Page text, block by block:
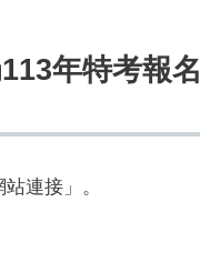
年特考報
連接」。